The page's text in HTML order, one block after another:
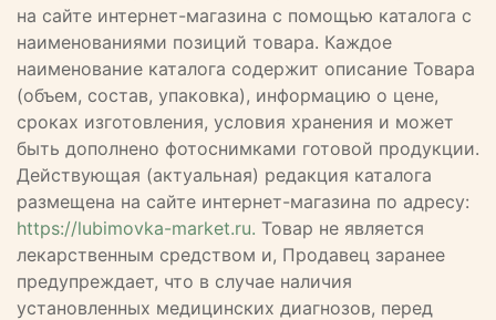
на сайте интернет-магазина с помощью каталога с
наименованиями позиций товара. Каждое
наименование каталога содержит описание Товара
(объем, состав, упаковка), информацию о цене,
сроках изготовления, условия хранения и может
быть дополнено фотоснимками готовой продукции.
Действующая (актуальная) редакция каталога
размещена на сайте интернет-магазина по адресу:
https://lubimovka-market.ru. Товар не является
лекарственным средством и, Продавец заранее
предупреждает, что в случае наличия
установленных медицинских диагнозов, перед